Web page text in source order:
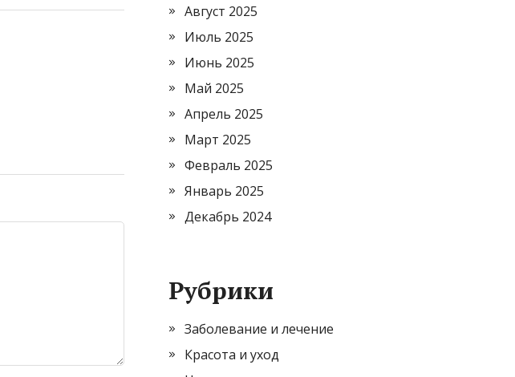
Август 2025
Июль 2025
Июнь 2025
Май 2025
Апрель 2025
Март 2025
Февраль 2025
Январь 2025
Декабрь 2024
Рубрики
Заболевание и лечение
Красота и уход